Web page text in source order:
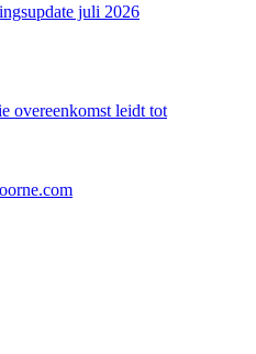
juli 2026
overeenkomst leidt tot